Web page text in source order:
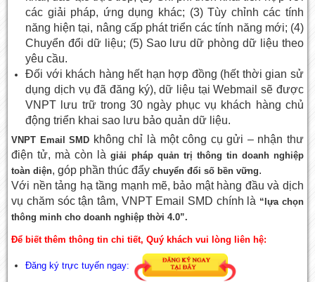
các giải pháp, ứng dụng khác; (3) Tùy chỉnh các tính
năng hiện tại, nâng cấp phát triển các tính năng mới; (4)
Chuyển đổi dữ liệu; (5) Sao lưu dữ phòng dữ liệu theo
yêu cầu.
Đối với khách hàng hết hạn hợp đồng (hết thời gian sử
dụng dịch vụ đã đăng ký), dữ liệu tại Webmail sẽ được
VNPT lưu trữ trong 30 ngày phục vụ khách hàng chủ
động triển khai sao lưu bảo quản dữ liệu.
VNPT Email SMD không chỉ là một công cụ gửi – nhận thư
điện tử, mà còn làgiải pháp quản trị thông tin doanh nghiệp
toàn diện, góp phần thúc đẩychuyển đổi số bền vững.
Với nền tảng hạ tầng mạnh mẽ, bảo mật hàng đầu và dịch
vụ chăm sóc tận tâm, VNPT Email SMD chính là “lựa chọn
thông minh cho doanh nghiệp thời 4.0”.
Để biết thêm thông tin chi tiết, Quý khách vui lòng liên hệ:
Đăng ký trực tuyến ngay: